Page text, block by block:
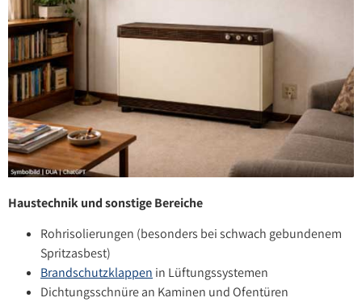
Haustechnik und sonstige Bereiche
Rohrisolierungen (besonders bei schwach gebundenem
Spritzasbest)
Brandschutzklappen in Lüftungssystemen
Dichtungsschnüre an Kaminen und Ofentüren